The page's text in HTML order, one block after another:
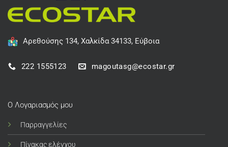
Αρεθούσης 134, Χαλκίδα 34133, Εύβοια
222 1555123 magoutasg@ecostar.gr
Ο Λογαριασμός μου
Παρραγγελίες
Πίνακας ελέγχου